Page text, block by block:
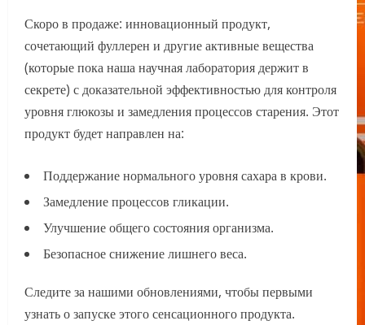
Скоро в продаже: инновационный продукт,
сочетающий фуллерен и другие активные вещества
(которые пока наша научная лаборатория держит в
секрете) с доказательной эффективностью для контроля
уровня глюкозы и замедления процессов старения. Этот
продукт будет направлен на:
Поддержание нормального уровня сахара в крови.
Замедление процессов гликации.
Улучшение общего состояния организма.
Безопасное снижение лишнего веса.
Следите за нашими обновлениями, чтобы первыми
узнать о запуске этого сенсационного продукта.